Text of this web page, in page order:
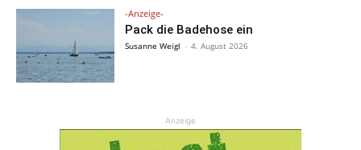
-Anzeige-
Pack die Badehose ein
Susanne Weigl - 4. August 2026
Anzeige